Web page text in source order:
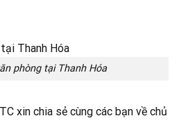
phòng tại Thanh Hóa
xin chia sẻ cùng các bạn về chủ